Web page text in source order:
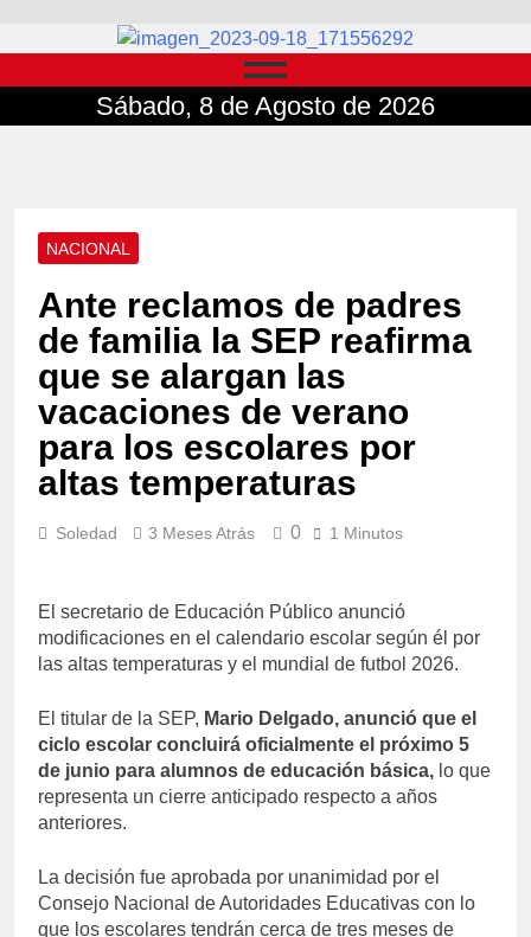
Sábado, 8 de Agosto de 2026
NACIONAL
Ante reclamos de padres
de familia la SEP reafirma
que se alargan las
vacaciones de verano
para los escolares por
altas temperaturas
Soledad 3 Meses Atrás 0 1 Minutos
El secretario de Educación Público anunció
modificaciones en el calendario escolar según él por
las altas temperaturas y el mundial de futbol 2026.
El titular de la SEP, Mario Delgado, anunció que el
ciclo escolar concluirá oficialmente el próximo 5
de junio para alumnos de educación básica, lo que
representa un cierre anticipado respecto a años
anteriores.
La decisión fue aprobada por unanimidad por el
Consejo Nacional de Autoridades Educativas con lo
que los escolares tendrán cerca de tres meses de